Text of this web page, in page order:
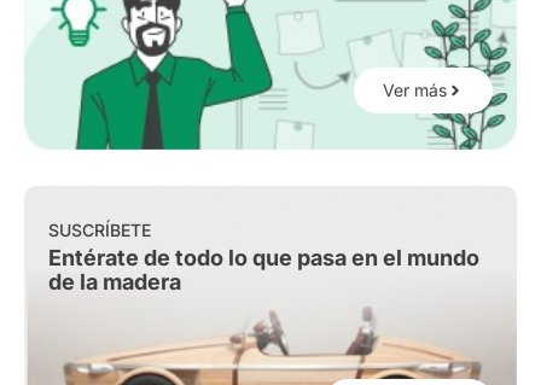
Ver más
SUSCRÍBETE
Entérate de todo lo que pasa en el mundo
de la madera